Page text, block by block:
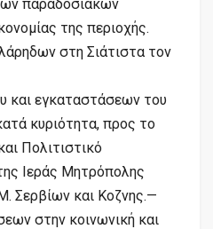
παραδοσιακών
της περιοχής.
στη Σιάτιστα τον
και εγκαταστάσεων του
κυριότητα, προς το
Πολιτιστικό
Ιεράς Μητρόπολης
Σερβίων και Κοζνης.—
στην κοινωνική και